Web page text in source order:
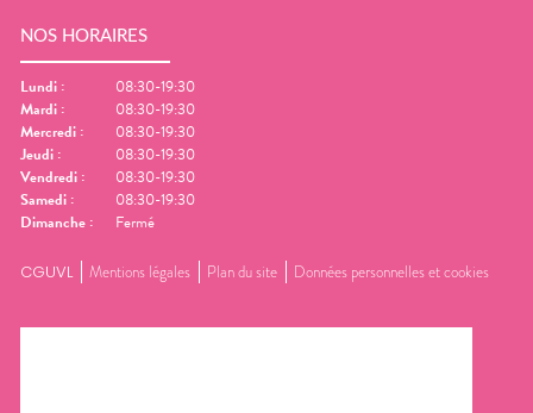
NOS HORAIRES
Lundi :
08:30-19:30
Mardi :
08:30-19:30
Mercredi :
08:30-19:30
Jeudi :
08:30-19:30
Vendredi :
08:30-19:30
Samedi :
08:30-19:30
Dimanche : Fermé
CGUVL Mentions légales Plan du site Données personnelles et cookies